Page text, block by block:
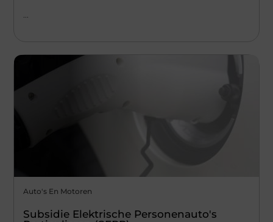
Auto's En Motoren
Subsidie Elektrische Personenauto's